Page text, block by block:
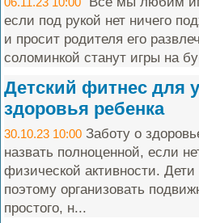
если под рукой нет ничего
и просит родителя его
соломинкой станут игры на
Детский фитнес для
здоровья ребенка
30.10.23 10:00 Заботу о
назвать полноценной, если
физической активности.
поэтому организовать
простого, н...